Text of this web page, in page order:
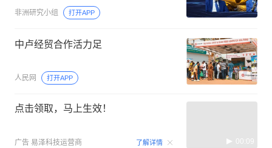
非洲研究小组 打开APP
中卢经贸合作活力足
人民网 打开APP
点击领取，马上生效！
广告 易泽科技运营商 了解详情 00:09